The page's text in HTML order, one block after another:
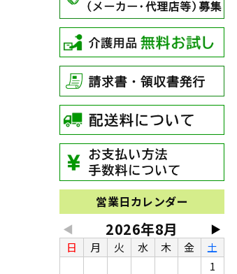
営業日カレンダー
◀ ▶
2026年8月
日 月 火 水 木 金
土
1